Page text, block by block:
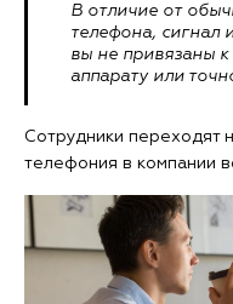
В отличие от
телефона, сигнал
вы не привязаны
аппарату или
Сотрудники переходят
телефония в компании